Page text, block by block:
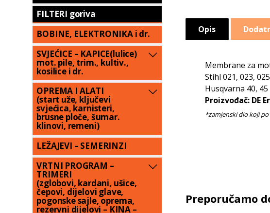
Opis
Membrane za
Stihl 021, 023, 025
Husqvarna 40, 45
Proizvođač: DE
Preporučamo
FILTERI goriva
BOBINE, ELEKTRONIKA i dr.
SVJEĆICE – KAPICE(lulice)
mot. pile, trim., kultiv.,
kosilice i dr.
OPREMA I ALATI
(start uže, ključevi
svjećica, karnisteri,
brusne ploče, šumar.
klinovi, remeni)
LEŽAJEVI – SEMERINZI
VRTNI PROGRAM –
TRIMERI
(zglobovi, kardani, ušice,
čepovi, dijelovi glave,
pogonske sajle, oprema,
rezervni dijelovi – KINA –